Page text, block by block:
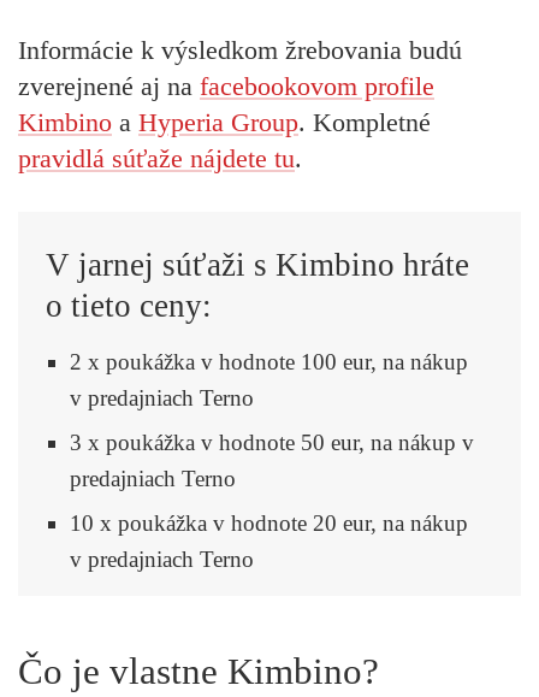
Informácie k výsledkom žrebovania budú
zverejnené aj na facebookovom profile
Kimbino a Hyperia Group. Kompletné
pravidlá súťaže nájdete tu.
V jarnej súťaži s Kimbino hráte
o tieto ceny:
2 x poukážka v hodnote 100 eur, na nákup
v predajniach Terno
3 x poukážka v hodnote 50 eur, na nákup v
predajniach Terno
10 x poukážka v hodnote 20 eur, na nákup
v predajniach Terno
Čo je vlastne Kimbino?